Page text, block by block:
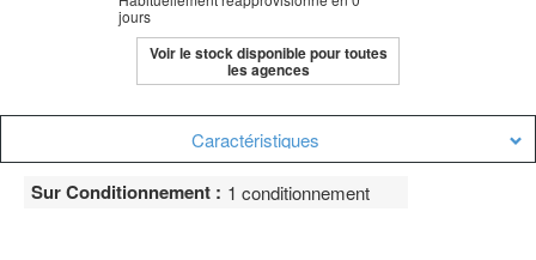
jours
Voir le stock disponible pour toutes
les agences
Caractéristiques
Sur Conditionnement : 1 conditionnement